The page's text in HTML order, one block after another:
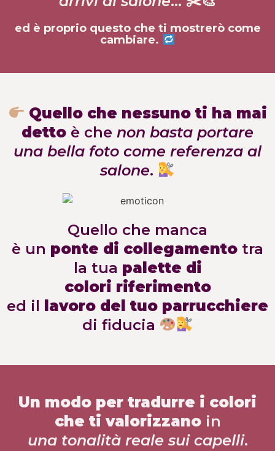
ed è proprio questo che ti mostrerò come
cambiare.
Quello che nessuno ti ha mai
detto è che non basta portare
una bella foto come referenza al
salone.
Quello che manca
è un ponte di collegamento tra
la tua palette di
colori riferimento
ed il lavoro del tuo parrucchiere
di fiducia
Un modo per tradurre i colori
che ti valorizzanoin
una tonalità reale sui capelli.